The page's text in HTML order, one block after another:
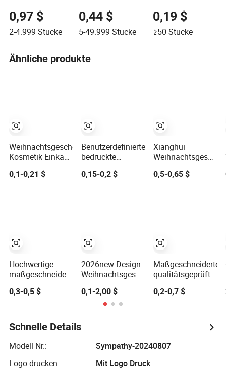
0,97 $
2-4.999 Stücke
0,44 $
5-49.999 Stücke
0,19 $
≥50 Stücke
Ähnliche produkte
Weihnachtsgeschenke
Kosmetik Einkauf
Hochzeit Goodies
Geschlossen
Versand
Bekleidungsbeutel
0,1-0,21 $
Hochwertige
maßgeschneiderte
Geschenktüten
Weihnachts-
Einkaufspapiertüte
0,3-0,5 $
Benutzerdefinierte
bedruckte
Jutetasche für
Einkäufe und
0,15-0,2 $
2026new Design
Weihnachtsgeschenk
bedruckte Logo
matte schwarze
umweltfreundliche
0,1-2,00 $
Xianghui
Tasche aus
Vliesstoff
0,5-0,65 $
Maßgeschneiderte
qualitätsgeprüfte
Mängel für
Papiertasche für
0,2-0,7 $
Schnelle Details
Modell Nr.:
Sympathy-20240807
Logo drucken:
Mit Logo Druck